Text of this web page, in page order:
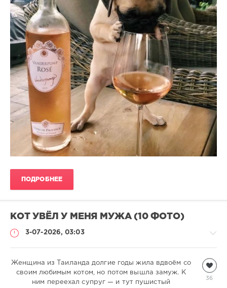
ПОДРОБНЕЕ
КОТ УВЁЛ У МЕНЯ МУЖА (10 ФОТО)
3-07-2026, 03:03
Кошки
36
Женщина из Таиланда долгие годы жила вдвоём со
своим любимым котом, но потом вышла замуж. К
ним переехал супруг — и тут пушистый